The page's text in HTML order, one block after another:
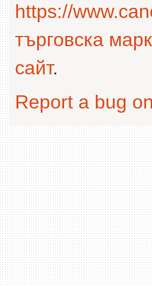
https://
търговска
сайт.
Report a bug